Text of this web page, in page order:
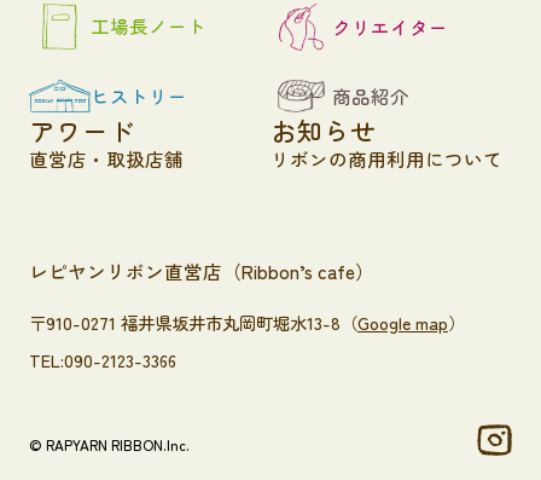
レピヤンリボン直営店（Ribbon’s cafe）
〒910-0271 福井県坂井市丸岡町堀水13-8（Google map）
TEL:090-2123-3366
工場長ノート クリエイター
ヒストリー 商品紹介
アワード お知らせ
直営店・取扱店舗 リボンの商用利用について
© RAPYARN RIBBON.Inc.